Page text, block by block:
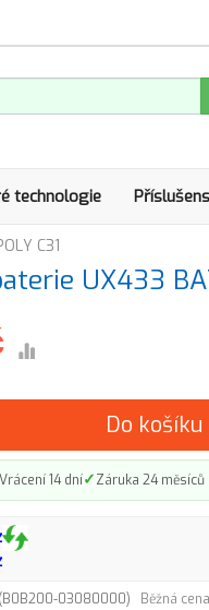
technologie
C31
UX433
Do košíku
Vrácení 14 dní✓Záruka 24 měsíců
03080000) Běžná